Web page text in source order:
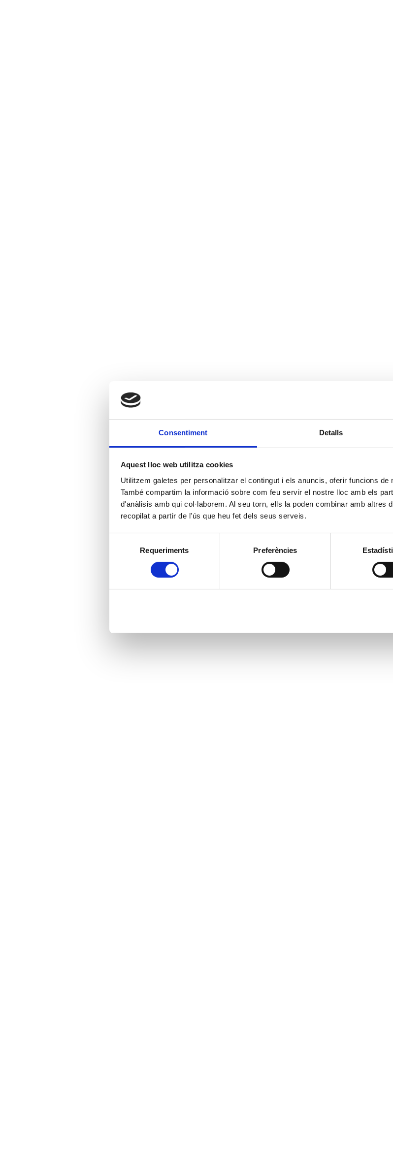
Consentiment Detalls
Aquest lloc web utilitza cookies
Utilitzem galetes per personalitzar el contingut i els anuncis, oferir funcions
També compartim la informació sobre com feu servir el nostre lloc amb els
d'anàlisis amb qui col·laborem. Al seu torn, ells la poden combinar amb altres
recopilat a partir de l'ús que heu fet dels seus serveis.
consentiment
Requeriments Preferències